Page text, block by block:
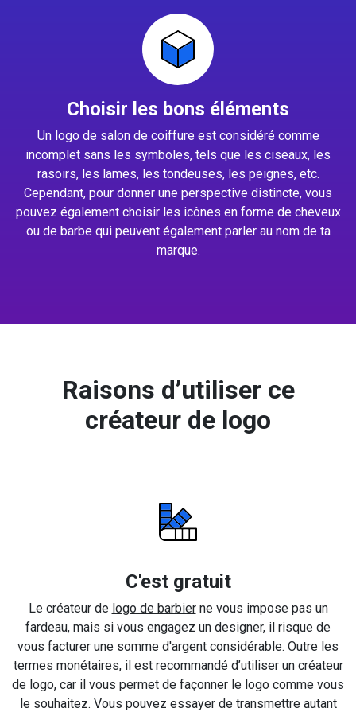
Choisir les bons éléments
Un logo de salon de coiffure est considéré comme
incomplet sans les symboles, tels que les ciseaux, les
rasoirs, les lames, les tondeuses, les peignes, etc.
Cependant, pour donner une perspective distincte, vous
pouvez également choisir les icônes en forme de cheveux
ou de barbe qui peuvent également parler au nom de ta
marque.
Raisons d’utiliser ce
créateur de logo
C'est gratuit
Le créateur de logo de barbierne vous impose pas un
fardeau, mais si vous engagez un designer, il risque de
vous facturer une somme d'argent considérable. Outre les
termes monétaires, il est recommandé d’utiliser un créateur
de logo, car il vous permet de façonner le logo comme vous
le souhaitez. Vous pouvez essayer de transmettre autant